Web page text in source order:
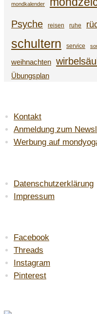
mondkalender
Psyche reisen ruhe
schultern service
weihnachten
Übungsplan
Kontakt
Anmeldung zum
Werbung auf
Datenschutzerklärung
Impressum
Facebook
Threads
Instagram
Pinterest